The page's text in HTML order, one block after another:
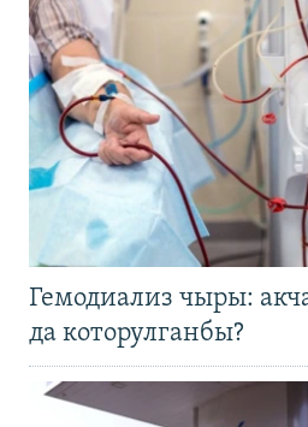
Гемодиализ чыры:
да которулганбы?